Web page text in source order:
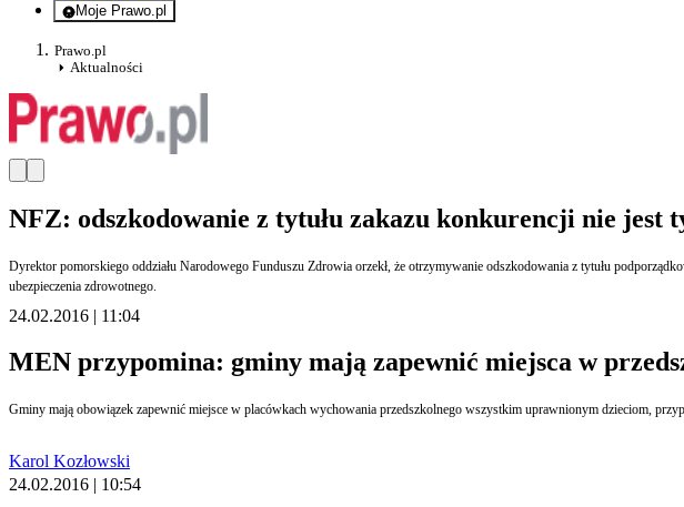
Moje Prawo.pl
- rejestracja i logowanie do serwisu
Prawo.pl
Aktualności
NFZ: odszkodowanie z tytułu zakazu konkurencji nie jest
Dyrektor pomorskiego oddziału Narodowego Funduszu Zdrowia orzekł, że otrzymywanie odszkodowania z tytułu
ubezpieczenia zdrowotnego.
24.02.2016 | 11:04
MEN przypomina: gminy mają zapewnić miejsca w
Gminy mają obowiązek zapewnić miejsce w placówkach wychowania przedszkolnego wszystkim uprawnionym dzieciom,
Karol Kozłowski
24.02.2016 | 10:54